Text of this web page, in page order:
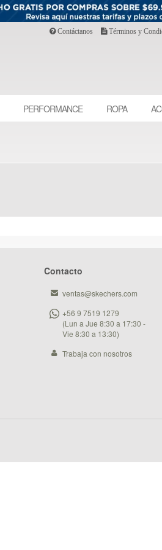
Contáctanos Términos y
PERFORMANCE ROPA
Contacto
ventas@skechers.com
+56 9 7519 1279
(Lun a Jue 8:30 a 17:30 -
Vie 8:30 a 13:30)
Trabaja con nosotros